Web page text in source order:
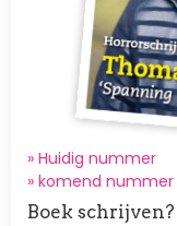
» Huidig nummer
» komend nummer
Boek schrijven?